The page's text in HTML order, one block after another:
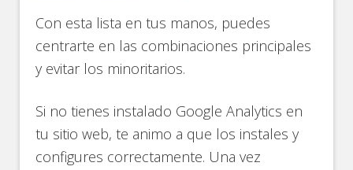
Con esta lista en tus manos, puedes
centrarte en las combinaciones principales
y evitar los minoritarios.
Si no tienes instalado Google Analytics en
tu sitio web, te animo a que los instales y
configures correctamente. Una vez